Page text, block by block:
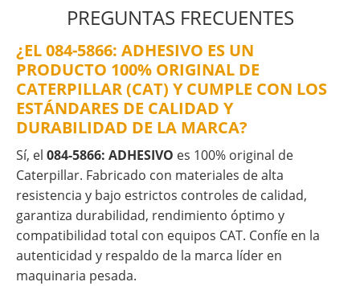
PREGUNTAS FRECUENTES
¿EL 084-5866: ADHESIVO ES UN
PRODUCTO 100% ORIGINAL DE
CATERPILLAR (CAT) Y CUMPLE CON LOS
ESTÁNDARES DE CALIDAD Y
DURABILIDAD DE LA MARCA?
Sí, el 084-5866: ADHESIVO es 100% original de
Caterpillar. Fabricado con materiales de alta
resistencia y bajo estrictos controles de calidad,
garantiza durabilidad, rendimiento óptimo y
compatibilidad total con equipos CAT. Confíe en la
autenticidad y respaldo de la marca líder en
maquinaria pesada.